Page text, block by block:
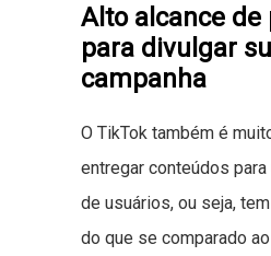
Alto alcance de
para divulgar
campanha
O TikTok também é
entregar conteúdos para
de usuários, ou seja,
do que se comparado